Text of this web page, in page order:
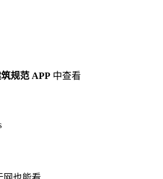
筑规范 APP 中查看